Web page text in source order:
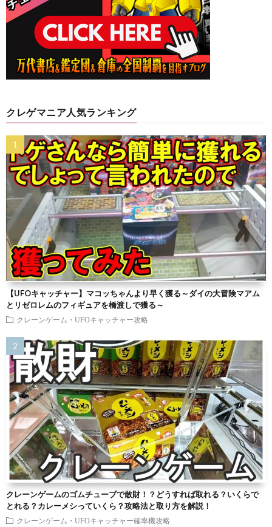
クレゲマニア人気ランキング
【UFOキャッチャー】マコッちゃんより早く獲る～ダイの大冒険マアム
とリゼロレムのフィギュアを橋渡しで獲る～
クレーンゲーム・UFOキャッチャー攻略
クレーンゲームのゴムチューブで散財！？どうすれば取れる？いくらで
とれる？カレーメシっていくら？攻略法と取り方を解説！
クレーンゲーム・UFOキャッチャー確率機攻略